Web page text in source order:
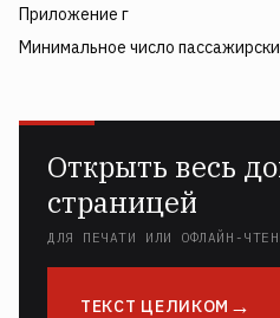
Приложение г
Минимальное число
Открыть весь
страницей
ДЛЯ ПЕЧАТИ ИЛИ ОФЛАЙН-
ТЕКСТ ЦЕЛИКОМ